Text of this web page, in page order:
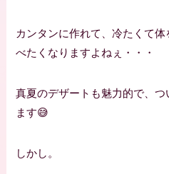
カンタンに作れて、冷たくて
べたくなりますよねぇ・・・
真夏のデザートも魅力的で、
ます😅
しかし。